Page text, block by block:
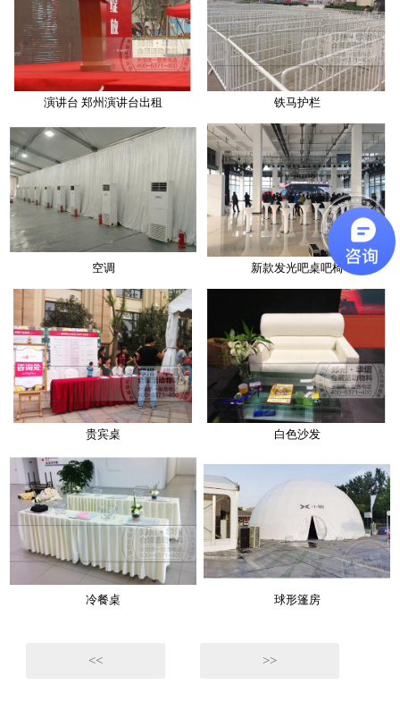
演讲台 郑州演讲台出租 铁马护栏
空调 新款发光吧桌吧椅
贵宾桌 白色沙发
冷餐桌 球形篷房
<< >>